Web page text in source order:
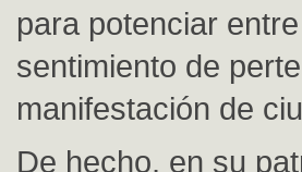
para potenciar
sentimiento de
manifestación de
De hecho, en su